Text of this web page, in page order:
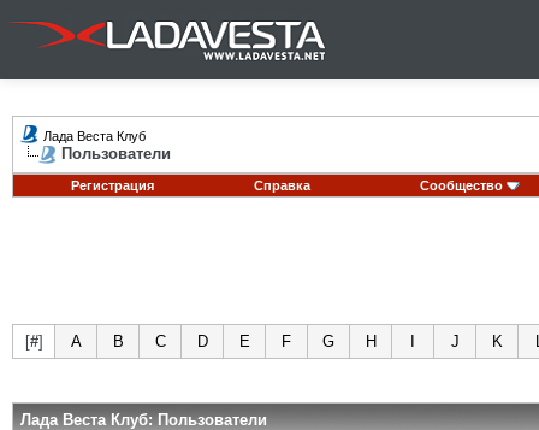
Лада Веста Клуб
Пользователи
Регистрация Справка Сообщество
[#] A B C D E F G H J K
Лада Веста Клуб: Пользователи